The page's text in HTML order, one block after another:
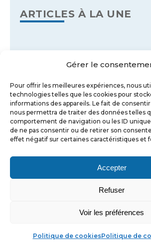
Gérer le
Pour offrir les meilleures expériences, nous
technologies telles que les cookies pour
informations des appareils. Le fait de
nous permettra de traiter des données telles
comportement de navigation ou les ID
de ne pas consentir ou de retirer son
effet négatif sur certaines caractéristiques et
Accepter
Refuser
Voir les préférences
Politique de cookiesPolitique de
Abonnez-vous au Guide du
ARTICLES À LA UNE
© AXEC 2025 | Réalisé parPartner
cookie UE|